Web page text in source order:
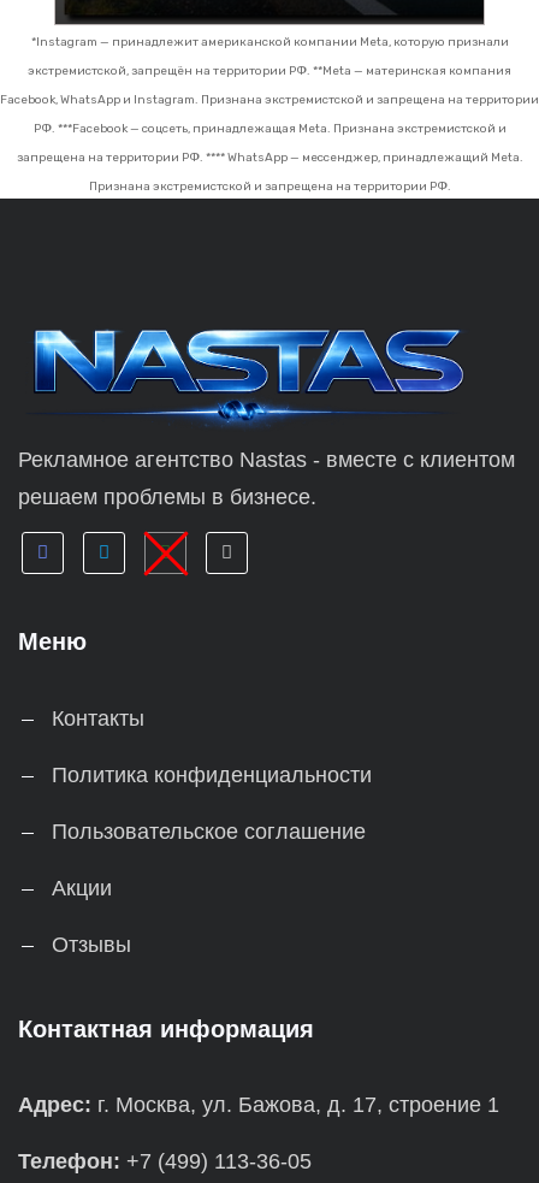
*Instagram — принадлежит американской компании Meta, которую признали
экстремистской, запрещён на территории РФ. **Meta — материнская компания
Facebook, WhatsApp и Instagram. Признана экстремистской и запрещена на территории
РФ. ***Facebook — соцсеть, принадлежащая Meta. Признана экстремистской и
запрещена на территории РФ. **** WhatsApp — мессенджер, принадлежащий Meta.
Признана экстремистской и запрещена на территории РФ.
Рекламное агентство Nastas - вместе с клиентом
решаем проблемы в бизнесе.
Меню
Контакты
Политика конфиденциальности
Пользовательское соглашение
Акции
Отзывы
Контактная информация
Адрес: г. Москва, ул. Бажова, д. 17, строение 1
Телефон: +7 (499) 113-36-05